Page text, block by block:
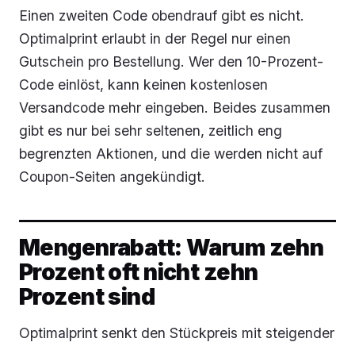
Einen zweiten Code obendrauf gibt es nicht.
Optimalprint erlaubt in der Regel nur einen
Gutschein pro Bestellung. Wer den 10-Prozent-
Code einlöst, kann keinen kostenlosen
Versandcode mehr eingeben. Beides zusammen
gibt es nur bei sehr seltenen, zeitlich eng
begrenzten Aktionen, und die werden nicht auf
Coupon-Seiten angekündigt.
Mengenrabatt: Warum zehn
Prozent oft nicht zehn
Prozent sind
Optimalprint senkt den Stückpreis mit steigender